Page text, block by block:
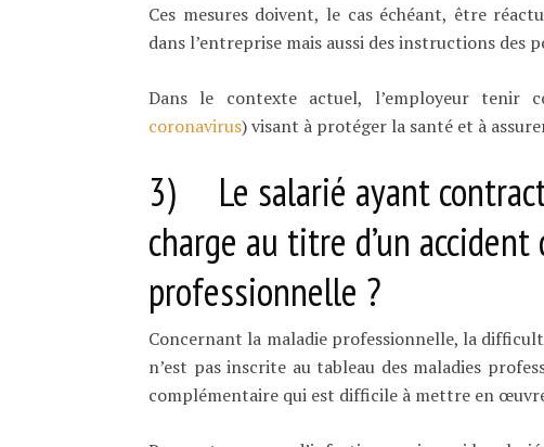
Ces mesures doivent, le cas échéant, être
dans l’entreprise mais aussi des instructions des
Dans le contexte actuel, l’employeur tenir
coronavirus) visant à protéger la santé et à
3) Le salarié ayant
charge au titre d’un
professionnelle ?
Concernant la maladie professionnelle, la
n’est pas inscrite au tableau des maladies
complémentaire qui est difficile à mettre en